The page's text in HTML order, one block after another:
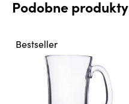
Podobne produkty
Bestseller